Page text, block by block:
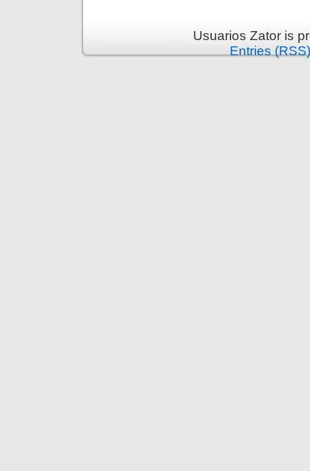
Usuarios Zator is
Entries (RSS)